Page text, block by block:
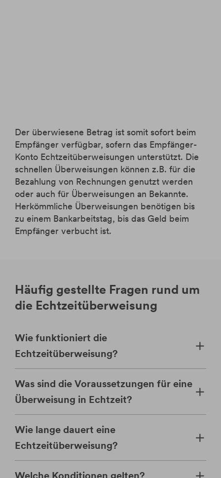
Der überwiesene Betrag ist somit sofort beim
Empfänger verfügbar, sofern das Empfänger-
Konto Echtzeitüberweisungen unterstützt. Die
schnellen Überweisungen können z.B. für die
Bezahlung von Rechnungen genutzt werden
oder auch für Überweisungen an Bekannte.
Herkömmliche Überweisungen benötigen bis
zu einem Bankarbeitstag, bis das Geld beim
Empfänger verbucht ist.
Häufig gestellte Fragen rund um
die Echtzeitüberweisung
Wie funktioniert die
Echtzeitüberweisung?
Was sind die Voraussetzungen für eine
Überweisung in Echtzeit?
Wie lange dauert eine
Echtzeitüberweisung?
Welche Konditionen gelten?